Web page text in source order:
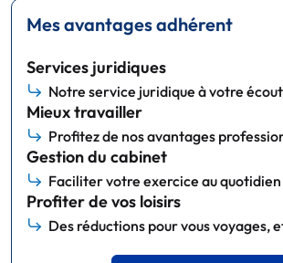
Mes avantages adhérent
Services juridiques
Notre service juridique à votre
Mieux travailler
Profitez de nos avantages
Gestion du cabinet
Faciliter votre exercice au quotidien
Profiter de vos loisirs
Des réductions pour vous voyages,